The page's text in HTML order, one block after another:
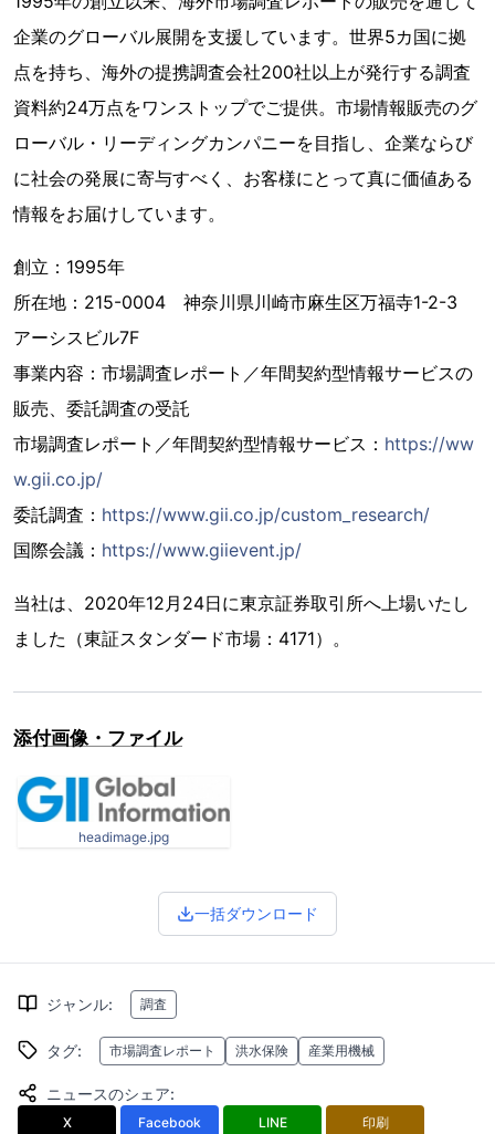
企業のグローバル展開を支援しています。世界5カ国に拠
点を持ち、海外の提携調査会社200社以上が発行する調査
資料約24万点をワンストップでご提供。市場情報販売のグ
ローバル・リーディングカンパニーを目指し、企業ならび
に社会の発展に寄与すべく、お客様にとって真に価値ある
情報をお届けしています。
創立：1995年
所在地：215-0004 神奈川県川崎市麻生区万福寺1-2-3
アーシスビル7F
事業内容：市場調査レポート／年間契約型情報サービスの
販売、委託調査の受託
市場調査レポート／年間契約型情報サービス： https://ww
w.gii.co.jp/
委託調査： https://www.gii.co.jp/custom_research/
国際会議： https://www.giievent.jp/
当社は、2020年12月24日に東京証券取引所へ上場いたし
ました（東証スタンダード市場：4171）。
添付画像・ファイル
headimage.jpg
一括ダウンロード
ジャンル: 調査
タグ: 市場調査レポート 洪水保険 産業用機械
ニュースのシェア:
X Facebook LINE 印刷